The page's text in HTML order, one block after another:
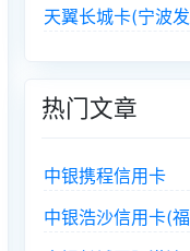
天翼长城卡(宁波
热门文章
中银携程信用卡
中银浩沙信用卡(